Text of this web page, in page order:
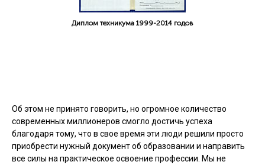
Диплом техникума 1999-2014 годов
Об этом не принято говорить, но огромное количество
современных миллионеров смогло достичь успеха
благодаря тому, что в свое время эти люди решили просто
приобрести нужный документ об образовании и направить
все силы на практическое освоение профессии. Мы не